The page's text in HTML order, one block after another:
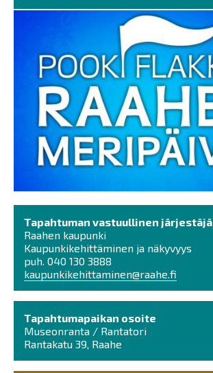
Tapahtuman vastuullinen järjestäjä
Raahen kaupunki
Kaupunkikehittäminen ja näkyvyys
puh. 040 130 3888
kaupunkikehittaminen@raahe.fi
Tapahtumapaikan osoite
Museonranta / Rantatori
Rantakatu 39, Raahe